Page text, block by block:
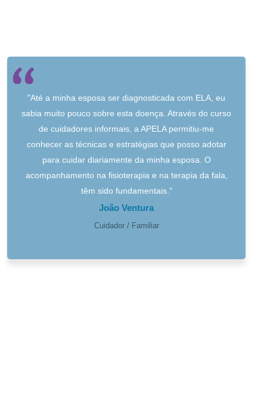
"Até a minha esposa ser diagnosticada com ELA, eu
sabia muito pouco sobre esta doença. Através do curso
de cuidadores informais, a APELA permitiu-me
conhecer as técnicas e estratégias que posso adotar
para cuidar diariamente da minha esposa. O
acompanhamento na fisioterapia e na terapia da fala,
têm sido fundamentais."
João Ventura
Cuidador / Familiar